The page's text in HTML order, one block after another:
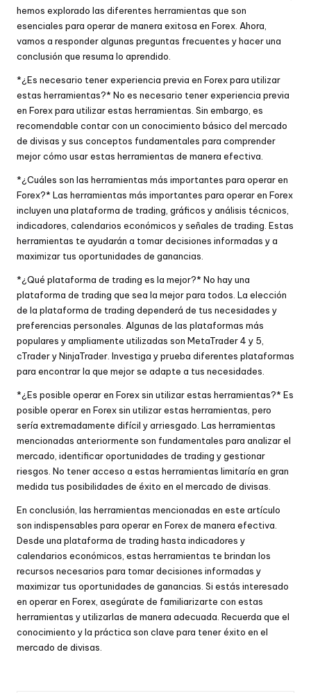
hemos explorado las diferentes herramientas que son
esenciales para operar de manera exitosa en Forex. Ahora,
vamos a responder algunas preguntas frecuentes y hacer una
conclusión que resuma lo aprendido.
*¿Es necesario tener experiencia previa en Forex para utilizar
estas herramientas?* No es necesario tener experiencia previa
en Forex para utilizar estas herramientas. Sin embargo, es
recomendable contar con un conocimiento básico del mercado
de divisas y sus conceptos fundamentales para comprender
mejor cómo usar estas herramientas de manera efectiva.
*¿Cuáles son las herramientas más importantes para operar en
Forex?* Las herramientas más importantes para operar en Forex
incluyen una plataforma de trading, gráficos y análisis técnicos,
indicadores, calendarios económicos y señales de trading. Estas
herramientas te ayudarán a tomar decisiones informadas y a
maximizar tus oportunidades de ganancias.
*¿Qué plataforma de trading es la mejor?* No hay una
plataforma de trading que sea la mejor para todos. La elección
de la plataforma de trading dependerá de tus necesidades y
preferencias personales. Algunas de las plataformas más
populares y ampliamente utilizadas son MetaTrader 4 y 5,
cTrader y NinjaTrader. Investiga y prueba diferentes plataformas
para encontrar la que mejor se adapte a tus necesidades.
*¿Es posible operar en Forex sin utilizar estas herramientas?* Es
posible operar en Forex sin utilizar estas herramientas, pero
sería extremadamente difícil y arriesgado. Las herramientas
mencionadas anteriormente son fundamentales para analizar el
mercado, identificar oportunidades de trading y gestionar
riesgos. No tener acceso a estas herramientas limitaría en gran
medida tus posibilidades de éxito en el mercado de divisas.
En conclusión, las herramientas mencionadas en este artículo
son indispensables para operar en Forex de manera efectiva.
Desde una plataforma de trading hasta indicadores y
calendarios económicos, estas herramientas te brindan los
recursos necesarios para tomar decisiones informadas y
maximizar tus oportunidades de ganancias. Si estás interesado
en operar en Forex, asegúrate de familiarizarte con estas
herramientas y utilizarlas de manera adecuada. Recuerda que el
conocimiento y la práctica son clave para tener éxito en el
mercado de divisas.